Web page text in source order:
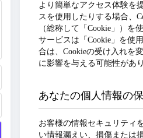
より簡単なアクセス体験を
スを使用したりする場合、
（総称して「Cookie」）
サービスは「Cookie」を使
合は、Cookieの受け入れを
に影響を与える可能性があ
あなたの個人情報の
お客様の情報セキュリティ
い情報漏えい、損傷または